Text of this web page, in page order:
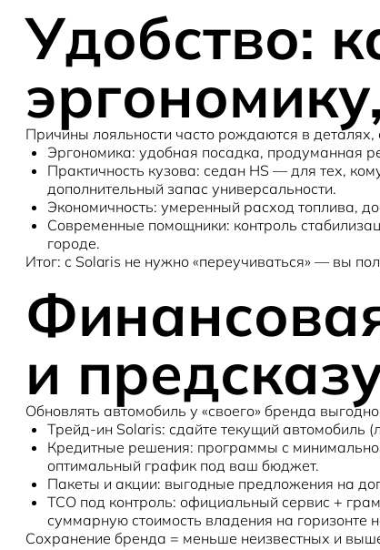
Удобство:
Причины лояльности часто рождаются в
Эргономика: удобная посадка, продуманная
Практичность кузова: седан HS — для тех,
дополнительный запас универсальности.
Экономичность: умеренный расход топлива,
Современные помощники: контроль
городе.
Итог: с Solaris не нужно «переучиваться» — вы
и
Обновлять автомобиль у «своего» бренда
Трейд-ин Solaris: сдайте текущий автомобиль
Кредитные решения: программы с
оптимальный график под ваш бюджет.
Пакеты и акции: выгодные предложения на
TCO под контроль: официальный сервис +
суммарную стоимость владения на горизонте
Сохранение бренда = меньше неизвестных и